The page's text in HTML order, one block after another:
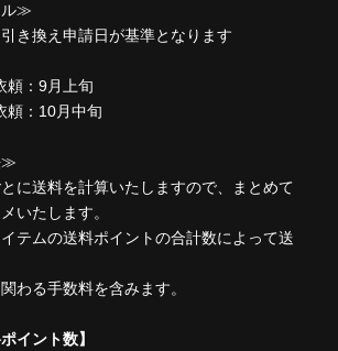
ル≫
き換え申請日が基準となります
頼：9月上旬
頼：10月中旬
≫
に送料を計算いたしますので、まとめて
いたします。
テムの送料ポイントの合計数によって送
わる手数料を含みます。
イント数】